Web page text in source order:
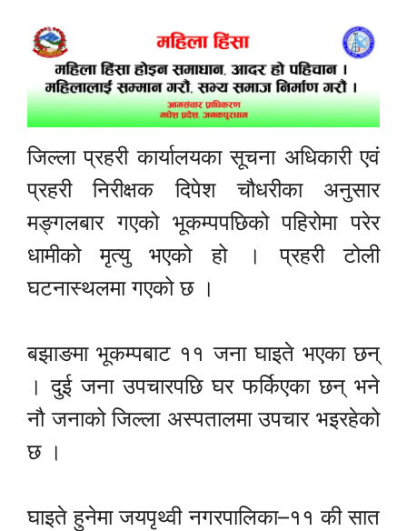
जिल्ला प्रहरी कार्यालयका सूचना अधिकारी एवं
प्रहरी निरीक्षक दिपेश चौधरीका अनुसार
मङ्गलबार गएको भूकम्पपछिको पहिरोमा परेर
धामीको मृत्यु भएको हो । प्रहरी टोली
घटनास्थलमा गएको छ ।
बझाङमा भूकम्पबाट ११ जना घाइते भएका छन्
। दुई जना उपचारपछि घर फर्किएका छन् भने
नौ जनाको जिल्ला अस्पतालमा उपचार भइरहेको
छ ।
घाइते हुनेमा जयपृथ्वी नगरपालिका–११ की सात